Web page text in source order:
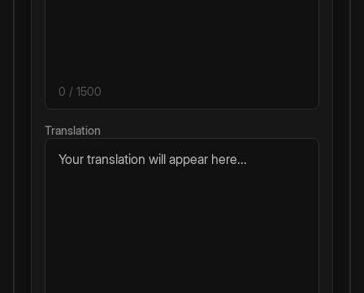
0 / 1500
Translation
Your translation will appear here...